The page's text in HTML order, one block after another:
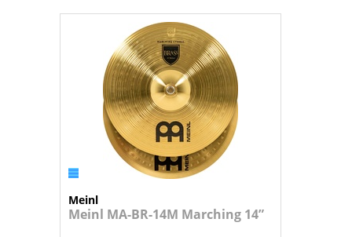
Meinl
Meinl MA-BR-14M Marching 14”